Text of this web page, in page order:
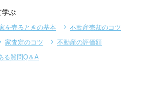
学ぶ
を売るときの基本
不動産売却のコツ
家査定のコツ
不動産の評価額
る質問Q＆A